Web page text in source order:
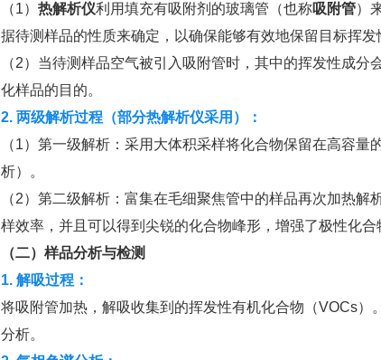
（1）热解析仪利用填充有吸附剂的玻璃管（也称吸附管）
据待测样品的性质来确定，以确保能够有效地保留目标挥发
（2）当待测样品空气被引入吸附管时，其中的挥发性成
化样品的目的。
2. 两级解析过程（部分热解析仪采用）：
（1）第一级解析：采用大体积采样将化合物保留在高容
析）。
（2）第二级解析：富集在毛细聚焦管中的样品再次加热
样效率，并且可以得到尖锐的化合物峰形，增强了极性化合
（二）样品分析与检测
1. 解吸过程：
将吸附管加热，解吸收集到的挥发性有机化合物（VOCs
分析。